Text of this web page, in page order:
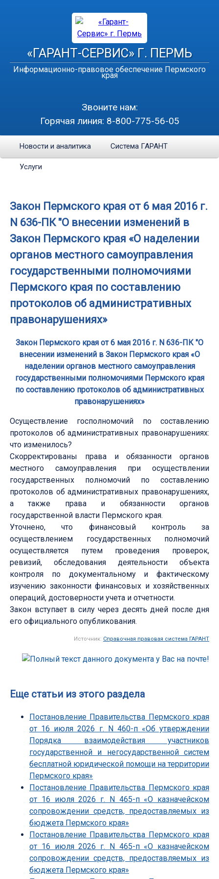
«ГАРАНТ-СЕРВИС» Г. ПЕРМЬ
Информационно-правовое обеспечение Пермского
края
Звоните нам:
Горячая линия: 8-800-775-56-05
Новости и аналитика Система ГАРАНТ
Услуги
Закон Пермского края от 6 мая 2016 г.
N 636-ПК "О внесении изменений в
Закон Пермского края «О наделении
органов местного самоуправления
государственными полномочиями
Пермского края по составлению
протоколов об административных
правонарушениях»
Закон Пермского края от 6 мая 2016 г. N 636-ПК "О
внесении изменений в Закон Пермского края «О
наделении органов местного самоуправления
государственными полномочиями Пермского края
по составлению протоколов об административных
правонарушениях»
Осуществление госполномочий по составлению
протоколов об административных правонарушениях:
что изменилось?
Скорректированы права и обязанности органов
местного самоуправления при осуществлении
государственных полномочий по составлению
протоколов об административных правонарушениях,
а также права и обязанности органов
государственной власти Пермского края.
Уточнено, что финансовый контроль за
осуществлением государственных полномочий
осуществляется путем проведения проверок,
ревизий, обследования деятельности объекта
контроля по документальному и фактическому
изучению законности финансовых и хозяйственных
операций, достоверности учета и отчетности.
Закон вступает в силу через десять дней после дня
его официального опубликования.
Источник: Справочная правовая система ГАРАНТ
Еще статьи из этого раздела
Постановление Правительства Пермского края
от 16 июля 2026 г. N 460-п «Об утверждении
Порядка взаимодействия участников
государственной и негосударственной систем
бесплатной юридической помощи на территории
Пермского края»
Постановление Правительства Пермского края
от 16 июля 2026 г. N 465-п «О казначейском
сопровождении средств, предоставляемых из
бюджета Пермского края»
Постановление Правительства Пермского края
от 16 июля 2026 г. N 465-п «О казначейском
сопровождении средств, предоставляемых из
бюджета Пермского края»